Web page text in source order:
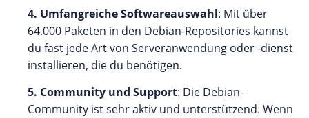
4. Umfangreiche Softwareauswahl: Mit über
64.000 Paketen in den Debian-Repositories kannst
du fast jede Art von Serveranwendung oder -dienst
installieren, die du benötigen.
5. Community und Support: Die Debian-
Community ist sehr aktiv und unterstützend. Wenn